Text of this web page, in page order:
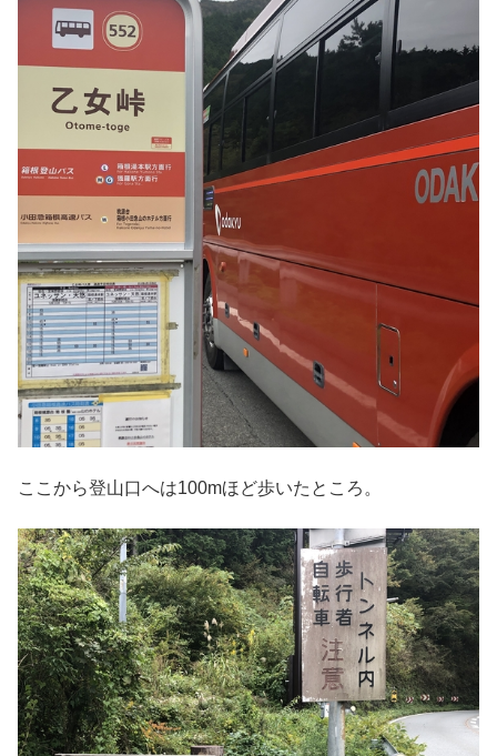
ここから登山口へは100mほど歩いたところ。